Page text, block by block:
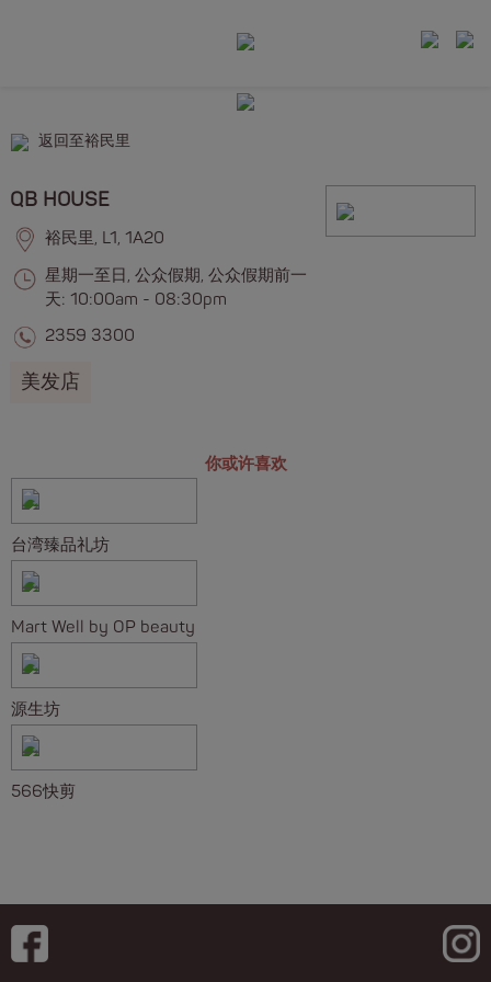
返回至裕民里
QB HOUSE
裕民里, L1, 1A20
星期一至日, 公众假期, 公众假期前一
天: 10:00am - 08:30pm
2359 3300
美发店
你或许喜欢
台湾臻品礼坊
Mart Well by OP beauty
源生坊
566快剪